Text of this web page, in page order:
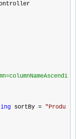
sortBy = "Produ